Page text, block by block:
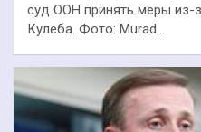
суд ООН принять меры из-
Кулеба. Фото: Murad…